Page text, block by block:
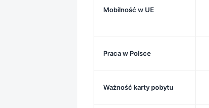
Mobilność w UE
Praca w Polsce
Ważność karty pobytu